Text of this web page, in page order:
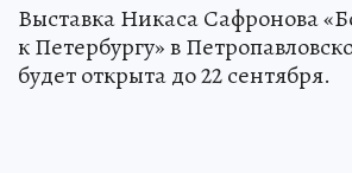
Выставка Никаса Сафронова
к Петербургу» в
будет открыта до 22 сентября.